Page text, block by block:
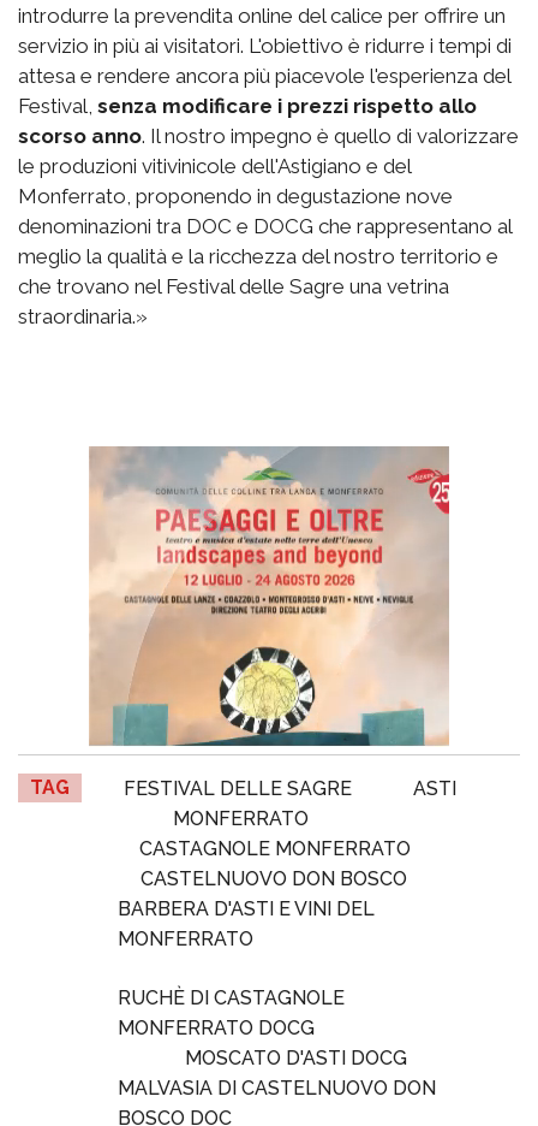
introdurre la prevendita online del calice per offrire un
servizio in più ai visitatori. L'obiettivo è ridurre i tempi di
attesa e rendere ancora più piacevole l'esperienza del
Festival, senza modificare i prezzi rispetto allo
scorso anno. Il nostro impegno è quello di valorizzare
le produzioni vitivinicole dell'Astigiano e del
Monferrato, proponendo in degustazione nove
denominazioni tra DOC e DOCG che rappresentano al
meglio la qualità e la ricchezza del nostro territorio e
che trovano nel Festival delle Sagre una vetrina
straordinaria.»
TAG FESTIVAL DELLE SAGRE
ASTI
MONFERRATO
CASTAGNOLE MONFERRATO
CASTELNUOVO DON BOSCO
BARBERA D'ASTI E VINI DEL
MONFERRATO
RUCHÈ DI CASTAGNOLE
MONFERRATO DOCG
MOSCATO D'ASTI DOCG
MALVASIA DI CASTELNUOVO DON
BOSCO DOC